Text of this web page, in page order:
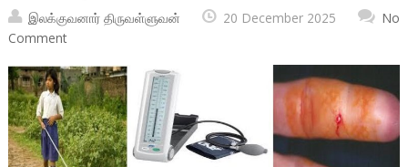
இலக்குவனார் திருவள்ளுவன் 20 December 2025
No
Comment